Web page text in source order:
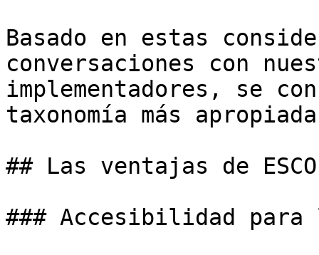
Basado en estas
conversaciones con
implementadores, se
taxonomía más
## Las ventajas de ESCO
### Accesibilidad para